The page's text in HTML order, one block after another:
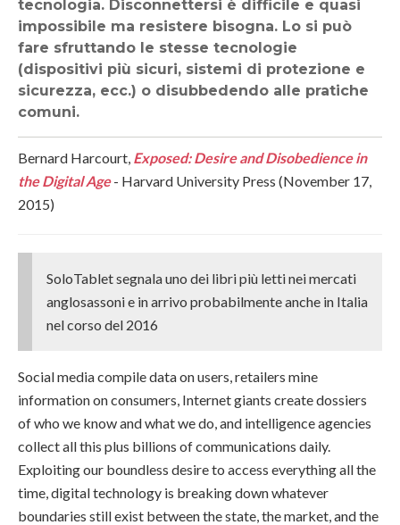
tecnologia. Disconnettersi è difficile e quasi
impossibile ma resistere bisogna. Lo si può
fare sfruttando le stesse tecnologie
(dispositivi più sicuri, sistemi di protezione e
sicurezza, ecc.) o disubbedendo alle pratiche
comuni.
Bernard Harcourt, Exposed: Desire and Disobedience in
the Digital Age- Harvard University Press (November 17,
2015)
SoloTablet segnala uno dei libri più letti nei mercati
anglosassoni e in arrivo probabilmente anche in Italia
nel corso del 2016
Social media compile data on users, retailers mine
information on consumers, Internet giants create dossiers
of who we know and what we do, and intelligence agencies
collect all this plus billions of communications daily.
Exploiting our boundless desire to access everything all the
time, digital technology is breaking down whatever
boundaries still exist between the state, the market, and the